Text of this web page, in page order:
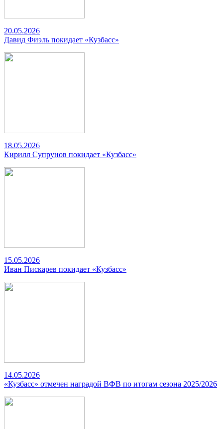
20.05.2026
Давид Фиэль покидает «Кузбасс»
18.05.2026
Кирилл Супрунов покидает «Кузбасс»
15.05.2026
Иван Пискарев покидает «Кузбасс»
14.05.2026
«Кузбасс» отмечен наградой ВФВ по итогам сезона 2025/2026